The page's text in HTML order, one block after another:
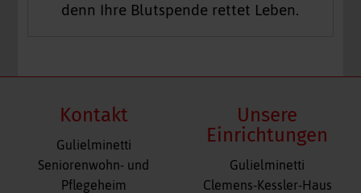
denn Ihre Blutspende rettet Leben.
Kontakt
Gulielminetti
Seniorenwohn- und
Pflegeheim
Unsere
Einrichtungen
Navigation
überspringen
Gulielminetti
Clemens-Kessler-Haus